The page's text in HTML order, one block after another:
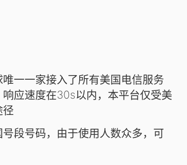
一一家接入了所有美国电信服务
应速度在30s以内，本平台仅受美
径
段号码，由于使用人数众多，可